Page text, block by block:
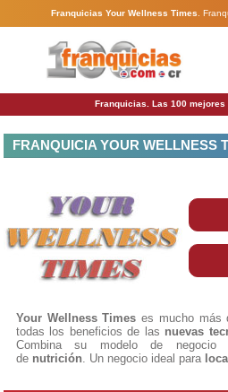
Franquicias Your Wellness Times
Franquicias. Las 100
FRANQUICIA YOUR WELLNESS
Your Wellness Times es mucho más
todas los beneficios de las nuevas
Combina su modelo de negocio
de nutrición . Un negocio ideal para